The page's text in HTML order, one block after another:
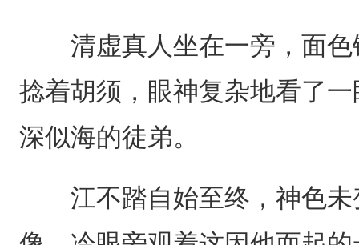
清虚真人坐在一旁，面色
捻着胡须，眼神复杂地看了
深似海的徒弟。
江不踏自始至终，神色未